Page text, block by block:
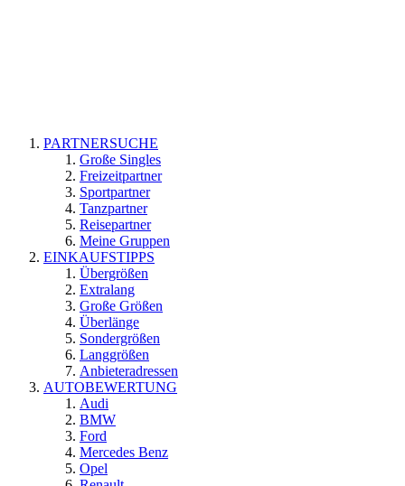
PARTNERSUCHE
Große Singles
Freizeitpartner
Sportpartner
Tanzpartner
Reisepartner
Meine Gruppen
EINKAUFSTIPPS
Übergrößen
Extralang
Große Größen
Überlänge
Sondergrößen
Langgrößen
Anbieteradressen
AUTOBEWERTUNG
Audi
BMW
Ford
Mercedes Benz
Opel